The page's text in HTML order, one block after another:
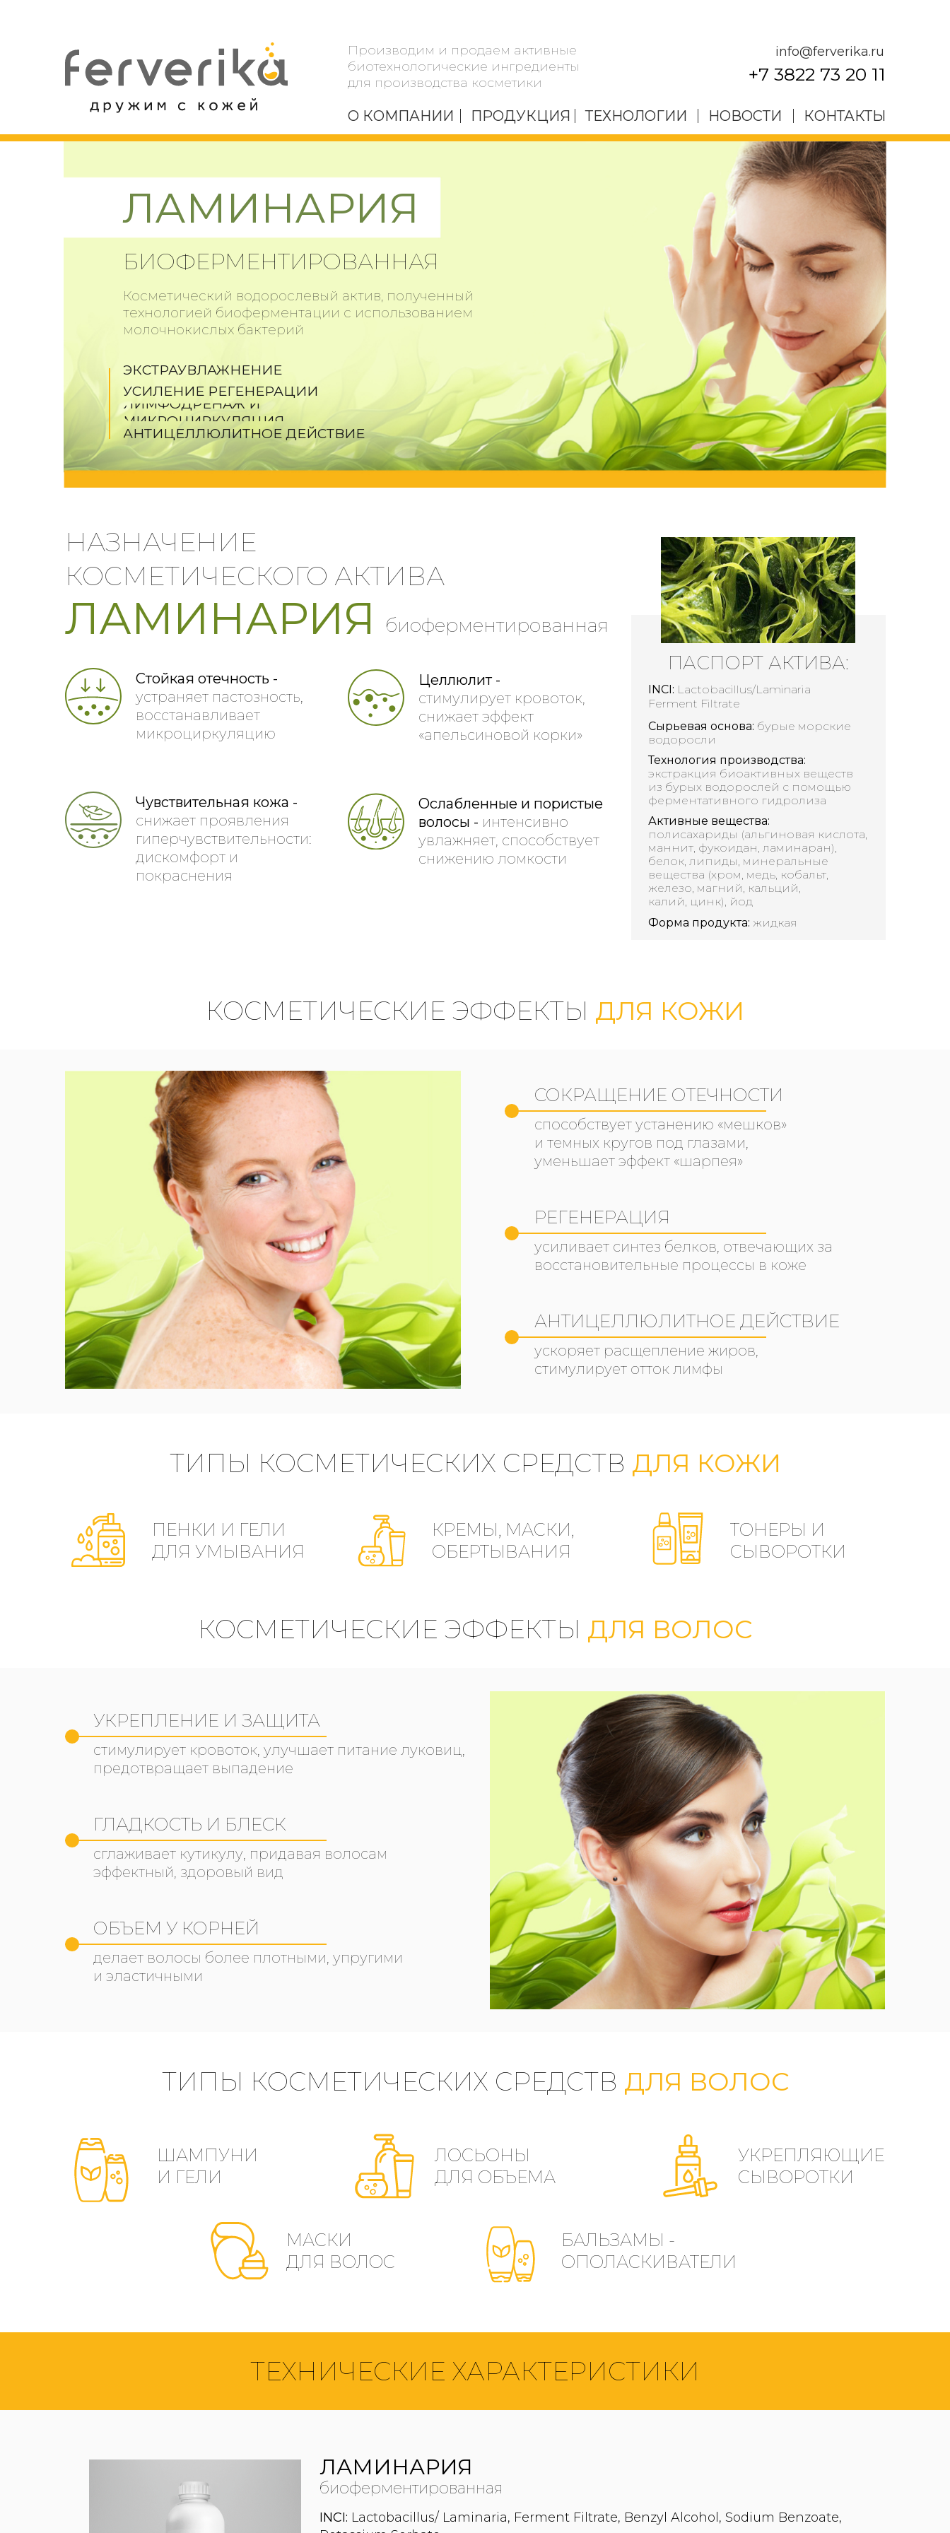
Производим и продаем активные
биотехнологические ингредиенты
для производства косметики
info@ferverika.ru
+7 3822 73 20 11
О КОМПАНИИ ПРОДУКЦИЯ ТЕХНОЛОГИИ НОВОСТИ КОНТАКТЫ
БИОФЕРМЕНТИРОВАННАЯ
Косметический водорослевый актив, полученный
технологией биоферментации с использованием
молочнокислых бактерий
УСИЛЕНИЕ РЕГЕНЕРАЦИИ
ЭКСТРАУВЛАЖНЕНИЕ
ЛИМФОДРЕНАЖ И
МИКРОЦИРКУЛЯЦИЯ
АНТИЦЕЛЛЮЛИТНОЕ ДЕЙСТВИЕ
ЛАМИНАРИЯ
НАЗНАЧЕНИЕ
КОСМЕТИЧЕСКОГО АКТИВА
ЛАМИНАРИЯ
Стойкая отечность -
устраняет пастозность,
восстанавливает
микроциркуляцию
Целлюлит -
стимулирует кровоток,
снижает эффект
«апельсиновой корки»
Чувствительная кожа -
снижает проявления
гиперчувствительности:
дискомфорт и
покраснения
Ослабленные и пористые
волосы - интенсивно
увлажняет, способствует
снижению ломкости
ПАСПОРТ АКТИВА:
биоферментированная
INCI: Lactobacillus/Laminaria
Ferment Filtrate
Сырьевая основа: бурые морские
водоросли
Технология производства:
экстракция биоактивных веществ
из бурых водорослей с помощью
ферментативного гидролиза
Форма продукта: жидкая
Активные вещества:
полисахариды (альгиновая кислота,
маннит, фукоидан, ламинаран),
белок, липиды, минеральные
вещества (хром, медь, кобальт,
железо, магний, кальций,
калий, цинк), йод
КОСМЕТИЧЕСКИЕ ЭФФЕКТЫ ДЛЯ КОЖИ
СОКРАЩЕНИЕ ОТЕЧНОСТИ
способствует устанению «мешков»
и темных кругов под глазами,
уменьшает эффект «шарпея»
РЕГЕНЕРАЦИЯ
усиливает синтез белков, отвечающих за
восстановительные процессы в коже
АНТИЦЕЛЛЮЛИТНОЕ ДЕЙСТВИЕ
ускоряет расщепление жиров,
стимулирует отток лимфы
ТИПЫ КОСМЕТИЧЕСКИХ СРЕДСТВ ДЛЯ КОЖИ
ПЕНКИ И ГЕЛИ
ДЛЯ УМЫВАНИЯ
КРЕМЫ, МАСКИ,
ОБЕРТЫВАНИЯ
ТОНЕРЫ И
СЫВОРОТКИ
КОСМЕТИЧЕСКИЕ ЭФФЕКТЫ ДЛЯ ВОЛОС
УКРЕПЛЕНИЕ И ЗАЩИТА
стимулирует кровоток, улучшает питание луковиц,
предотвращает выпадение
ГЛАДКОСТЬ И БЛЕСК
сглаживает кутикулу, придавая волосам
эффектный, здоровый вид
ОБЪЕМ У КОРНЕЙ
делает волосы более плотными, упругими
и эластичными
ТИПЫ КОСМЕТИЧЕСКИХ СРЕДСТВ ДЛЯ ВОЛОС
ШАМПУНИ
И ГЕЛИ
ЛОСЬОНЫ
ДЛЯ ОБЪЕМА
УКРЕПЛЯЮЩИЕ
СЫВОРОТКИ
МАСКИ
ДЛЯ ВОЛОС
БАЛЬЗАМЫ -
ОПОЛАСКИВАТЕЛИ
ТЕХНИЧЕСКИЕ ХАРАКТЕРИСТИКИ
ЛАМИНАРИЯ
биоферментированная
INCI: Lactobacillus/ Laminaria, Ferment Filtrate, Benzyl Alcohol, Sodium Benzoate,